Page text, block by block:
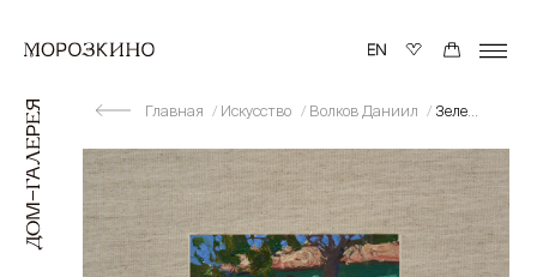
Главная Искусство Волков Даниил Зеленый домик